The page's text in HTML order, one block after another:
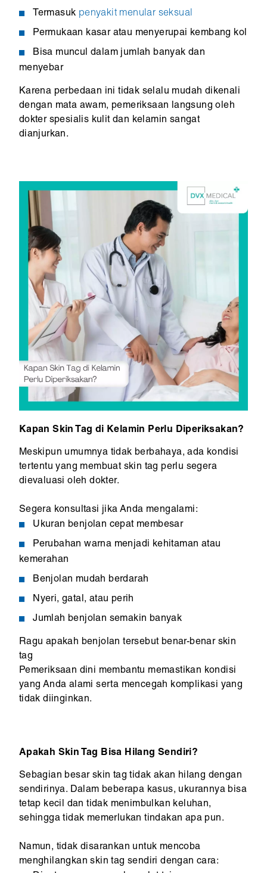
Termasuk penyakit menular seksual
Permukaan kasar atau menyerupai kembang kol
Bisa muncul dalam jumlah banyak dan
menyebar
Karena perbedaan ini tidak selalu mudah dikenali
dengan mata awam, pemeriksaan langsung oleh
dokter spesialis kulit dan kelamin sangat
dianjurkan.
Kapan Skin Tag di Kelamin Perlu Diperiksakan?
Meskipun umumnya tidak berbahaya, ada kondisi
tertentu yang membuat skin tag perlu segera
dievaluasi oleh dokter.
Segera konsultasi jika Anda mengalami:
Ukuran benjolan cepat membesar
Perubahan warna menjadi kehitaman atau
kemerahan
Benjolan mudah berdarah
Nyeri, gatal, atau perih
Jumlah benjolan semakin banyak
Ragu apakah benjolan tersebut benar-benar skin
tag
Pemeriksaan dini membantu memastikan kondisi
yang Anda alami serta mencegah komplikasi yang
tidak diinginkan.
Apakah Skin Tag Bisa Hilang Sendiri?
Sebagian besar skin tag tidak akan hilang dengan
sendirinya. Dalam beberapa kasus, ukurannya bisa
tetap kecil dan tidak menimbulkan keluhan,
sehingga tidak memerlukan tindakan apa pun.
Namun, tidak disarankan untuk mencoba
menghilangkan skin tag sendiri dengan cara: